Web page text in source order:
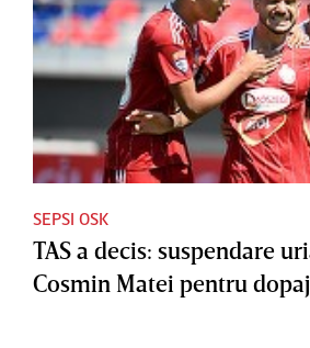
SEPSI OSK
TAS a decis: suspendare
Cosmin Matei pentru